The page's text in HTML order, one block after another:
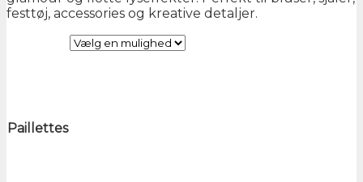
festtøj, accessories og kreative detaljer.
Paillettes